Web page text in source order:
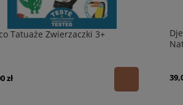
Tatuaże Zwierzaczki 3+
zł